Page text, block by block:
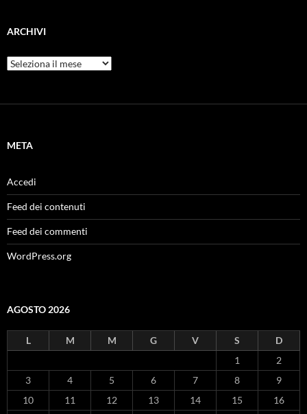
ARCHIVI
Archivi
META
Accedi
Feed dei contenuti
Feed dei commenti
WordPress.org
AGOSTO 2026
L M M G V S
D
1
2
3
4 5 6 7 8
9
10
11 12 13 14 15 16